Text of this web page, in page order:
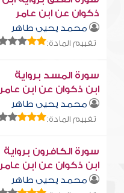
ذكوان عن ابن عامر
محمد يحيى طاهر
تقييم المادة:
سورة المسد برواية
ابن ذكوان عن ابن عامر
محمد يحيى طاهر
تقييم المادة:
سورة الكافرون برواية
ابن ذكوان عن ابن عامر
محمد يحيى طاهر